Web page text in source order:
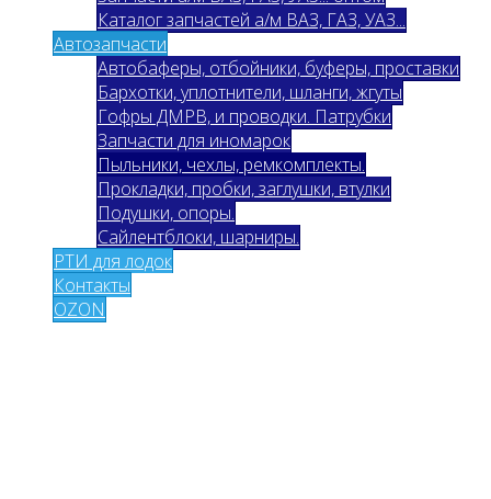
Каталог запчастей а/м ВАЗ, ГАЗ, УАЗ...
Автозапчасти
Автобаферы, отбойники, буферы, проставки
Бархотки, уплотнители, шланги, жгуты
Гофры ДМРВ, и проводки. Патрубки
Запчасти для иномарок
Пыльники, чехлы, ремкомплекты.
Прокладки, пробки, заглушки, втулки
Подушки, опоры.
Сайлентблоки, шарниры.
РТИ для лодок
Контакты
OZON